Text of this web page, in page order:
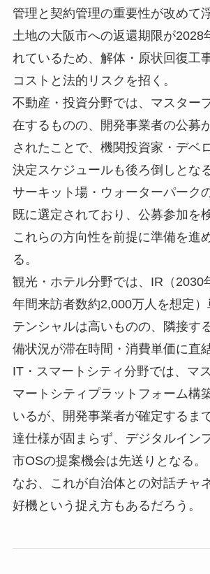
管理と契約管理の重要性が改めて
土地の大阪市への返還期限が2028
れているため、解体・原状回復工
コストと法的リスクを招く。
不動産・投資分野では、マスター
在するものの、開発事業者の公募
されたことで、機関投資家・デベ
決定スケジュールも後ろ倒しとなる
サーキット場・ウォーターパーク
既に選定されており、公募参加を
これらの方向性を前提に準備を進
る。
観光・ホテル分野では、IR（2030
年間来訪者数約2,000万人を想定
テンシャルは高いものの、隣接す
備状況が滞在時間・消費単価に直結
IT・スマートシティ分野では、マ
マートシティプラットフォーム構
いるが、開発事業者が確定するま
達仕様が固まらず、デジタルイン
市OSの提案機会は先送りとなる。
なお、これが自治体との対話チャ
好機という捉え方もあるだろう。